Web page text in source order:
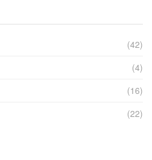
(42)
(4)
(16)
(22)